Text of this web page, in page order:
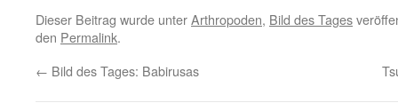
Dieser Beitrag wurde unterArthropoden, Bild des Tages
den Permalink.
← Bild des Tages: Babirusas